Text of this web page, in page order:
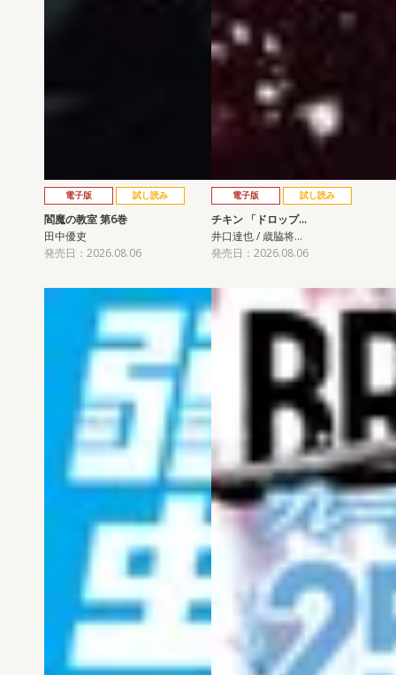
電子版 試し読み
閻魔の教室 第6巻
田中優吏
発売日：2026.08.06
電子版 試し読み
チキン 「ドロップ…
井口達也 / 歳脇将…
発売日：2026.08.06